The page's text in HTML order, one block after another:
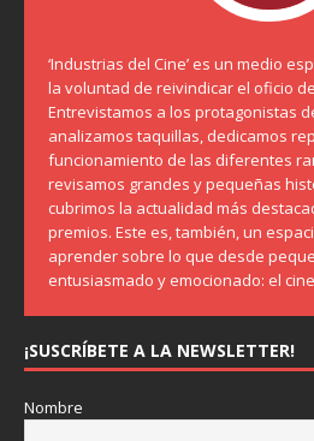
‘Industrias del Cine’ es un medio
la voluntad de reivindicar el oficio
Entrevistamos a los protagonistas
analizamos taquillas, dedicamos
funcionamiento de las diferentes
revisamos grandes y pequeñas
cubrimos la actualidad más
premios. Este es, también, un
aprender sobre lo que desde
entusiasmado y emocionado: el
¡SUSCRÍBETE A LA NEWSLETTER!
Nombre